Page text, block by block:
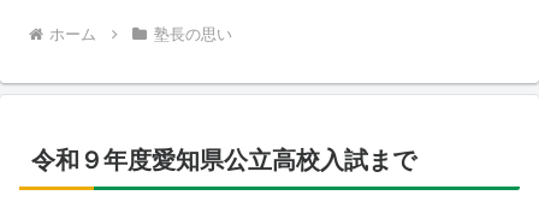
ホーム 塾長の思い
令和９年度愛知県公立高校入試まで